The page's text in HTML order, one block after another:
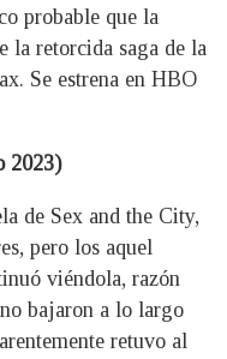
probable que la
la retorcida saga de la
Se estrena en HBO
2023)
de Sex and the City,
pero los aquel
viéndola, razón
bajaron a lo largo
retuvo al